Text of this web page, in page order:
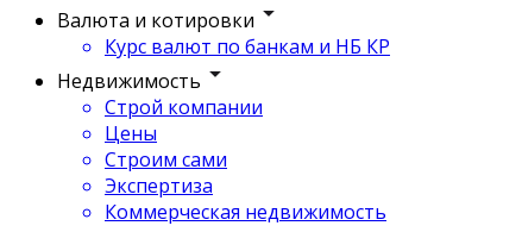
Валюта и котировки
Курс валют по банкам и НБ КР
Недвижимость
Строй компании
Цены
Строим сами
Экспертиза
Коммерческая недвижимость